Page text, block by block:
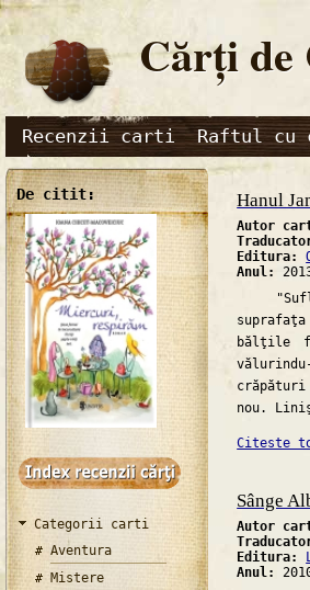
Cărţi
Recenzii carti Raftul cu
De citit:
Categorii carti
Aventura
Mistere
Hanul
Autor
Editura:
Anul:
bălţile
nou.
Citeste
Sânge
Autor
Editura:
Anul: